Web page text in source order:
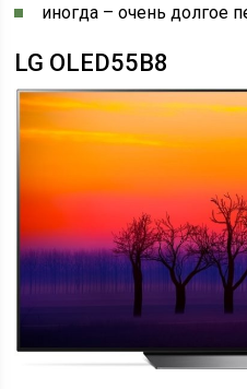
иногда – очень долгое
LG OLED55B8